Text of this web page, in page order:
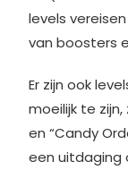
levels
van boosters
Er zijn ook
moeilijk te zijn,
en “Candy
een uitdaging